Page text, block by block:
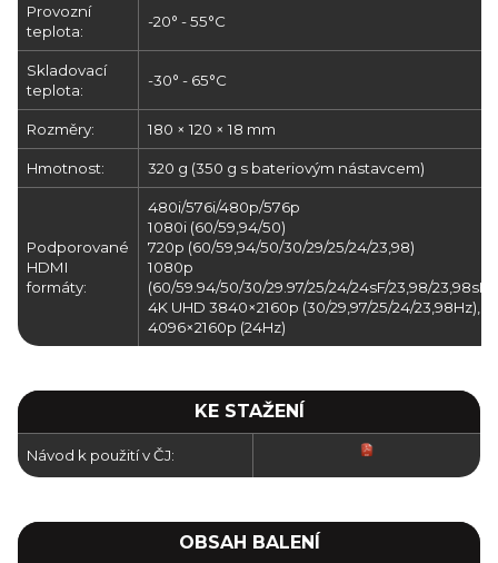
Provozní
teplota:
-20° - 55°C
Skladovací
teplota:
-30° - 65°C
Rozměry: 180 × 120 × 18 mm
Hmotnost: 320 g (350 g s bateriovým nástavcem)
Podporované
HDMI
formáty:
480i/576i/480p/576p
1080i (60/59,94/50)
720p (60/59,94/50/30/29/25/24/23,98)
1080p
(60/59.94/50/30/29.97/25/24/24sF/23,98/23,98sF)
4K UHD 3840×2160p (30/29,97/25/24/23,98Hz),
4096×2160p (24Hz)
KE STAŽENÍ
Návod k použití v ČJ:
OBSAH BALENÍ